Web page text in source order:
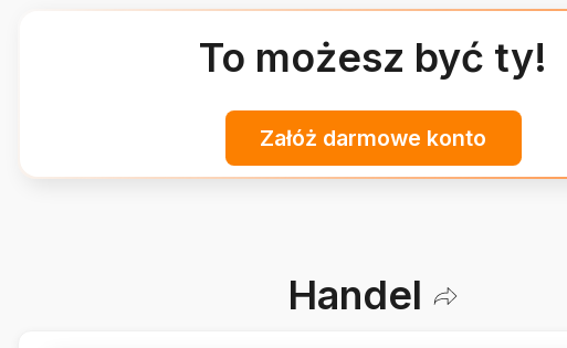
To możesz być ty!
Załóż darmowe konto
Handel